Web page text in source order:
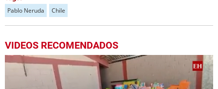
Pablo Neruda Chile
VIDEOS RECOMENDADOS